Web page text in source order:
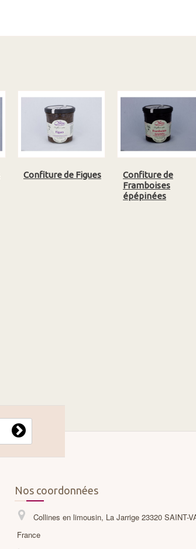
Confiture de Figues
Confiture de
Framboises
épépinées
Nos coordonnées
Collines en limousin, La Jarrige 23320 SAINT-
France